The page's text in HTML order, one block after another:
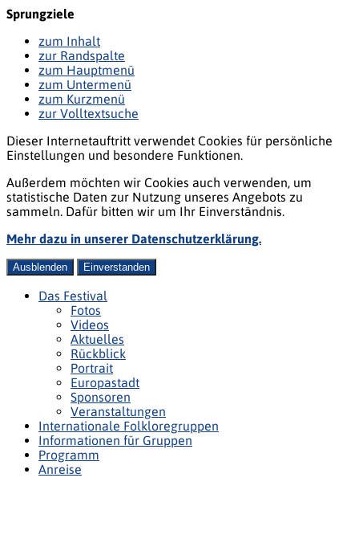
Sprungziele
zum Inhalt
zur Randspalte
zum Hauptmenü
zum Untermenü
zum Kurzmenü
zur Volltextsuche
Dieser Internetauftritt verwendet Cookies für persönliche
Einstellungen und besondere Funktionen.
Außerdem möchten wir Cookies auch verwenden, um
statistische Daten zur Nutzung unseres Angebots zu
sammeln. Dafür bitten wir um Ihr Einverständnis.
Mehr dazu in unserer Datenschutzerklärung.
Ausblenden Einverstanden
Das Festival
Fotos
Videos
Aktuelles
Rückblick
Portrait
Europastadt
Sponsoren
Veranstaltungen
Internationale Folkloregruppen
Informationen für Gruppen
Programm
Anreise